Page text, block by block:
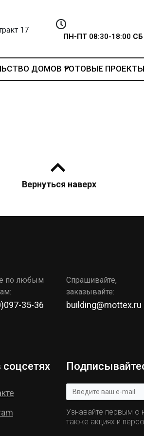
17
ПН-ПТ 08:30-18:00 СБ
ДОМОВ ГОТОВЫЕ ПРОЕКТЫ
Вернуться наверх
по любым
35-36
Спрашивайте,
заказывайте:
building@mottex.ru
Узнавайте первым о
также акциях и